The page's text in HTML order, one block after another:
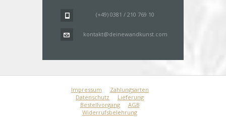
(+49) 0381 / 210 769 10
kontakt@deinewandkunst.com
Impressum
Zahlungsarten
Datenschutz
Lieferung
Bestellvorgang
AGB
Widerrufsbelehrung